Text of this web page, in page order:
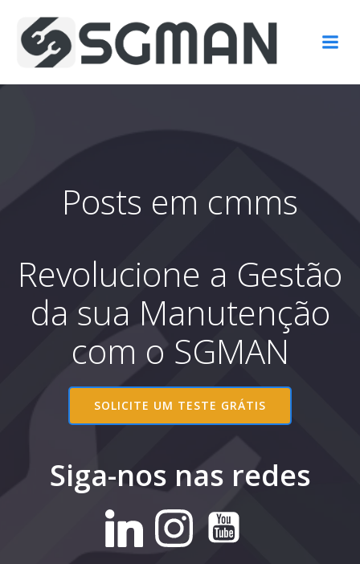
para
conteúdo
Posts em cmms
Revolucione a Gestão
da sua Manutenção
com o SGMAN
SOLICITE UM TESTE GRÁTIS
Siga-nos nas redes